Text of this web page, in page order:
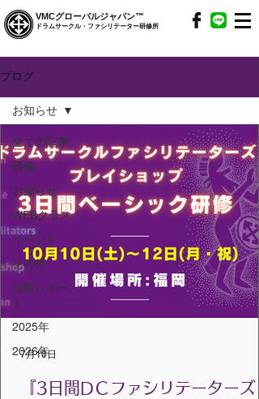
VMCグローバルジャパン™
ドラムサークル・ファシリテーター研修所
ブログ
全ての記事
研修
お知らせ
WEBクラス
イベント
その他
活動レポー
ト
2025年
2026年
お知らせ
『3日間DＣファシリテーターズ
7月10日